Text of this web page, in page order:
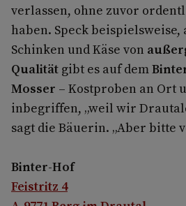
verlassen, ohne zuvor
haben. Speck beispielsweise,
Schinken und Käse von
Qualität gibt es auf dem
Mosser – Kostproben an Ort
inbegriffen, „weil wir
sagt die Bäuerin. „Aber bitte
Binter-Hof
Feistritz 4